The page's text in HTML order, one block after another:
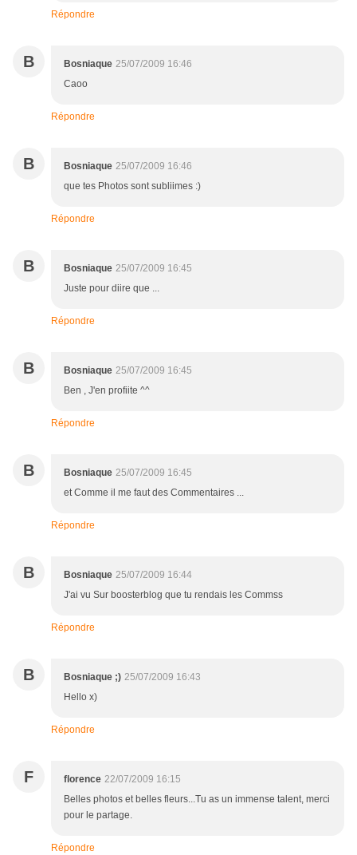
Répondre
B Bosniaque 25/07/2009 16:46
Caoo
Répondre
B Bosniaque 25/07/2009 16:46
que tes Photos sont subliimes :)
Répondre
B Bosniaque 25/07/2009 16:45
Juste pour diire que ...
Répondre
B Bosniaque 25/07/2009 16:45
Ben , J'en profiite ^^
Répondre
B Bosniaque 25/07/2009 16:45
et Comme il me faut des Commentaires ...
Répondre
B Bosniaque 25/07/2009 16:44
J'ai vu Sur boosterblog que tu rendais les Commss
Répondre
B Bosniaque ;) 25/07/2009 16:43
Hello x)
Répondre
F florence 22/07/2009 16:15
Belles photos et belles fleurs...Tu as un immense talent, merci
pour le partage.
Répondre